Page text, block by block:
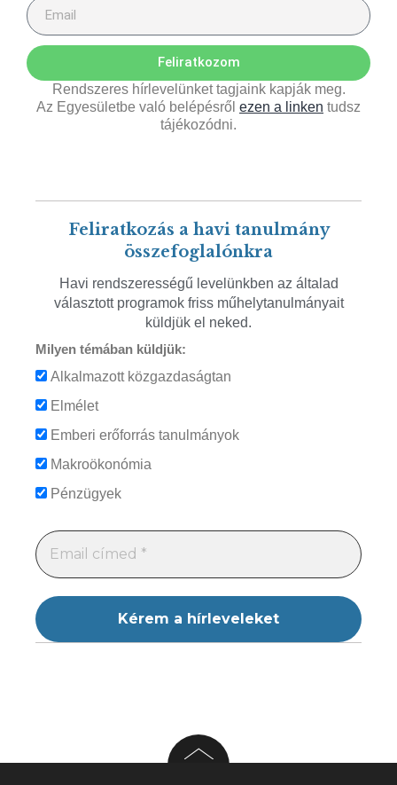
Feliratkozom
Rendszeres hírlevelünket tagjaink kapják meg.
Az Egyesületbe való belépésről ezen a linken tudsz
tájékozódni.
Feliratkozás a havi tanulmány
összefoglalónkra
Havi rendszerességű levelünkben az általad
választott programok friss műhelytanulmányait
küldjük el neked.
Milyen témában küldjük:
Alkalmazott közgazdaságtan
Elmélet
Emberi erőforrás tanulmányok
Makroökonómia
Pénzügyek